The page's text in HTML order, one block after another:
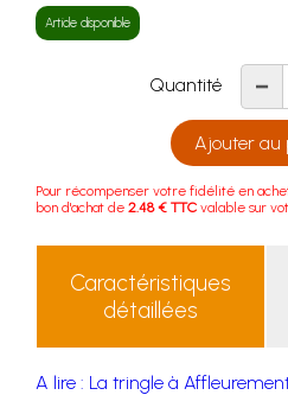
Article disponible
Quantité -
Ajouter au
Pour récompenser votre fidélité en
bon d'achat de 2.48 € TTC valable sur
Caractéristiques
détaillées
A lire : La tringle à